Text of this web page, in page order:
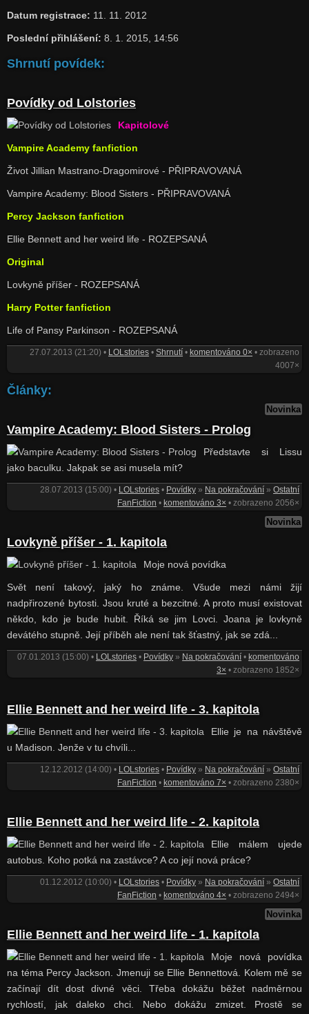
Datum registrace: 11. 11. 2012
Poslední přihlášení: 8. 1. 2015, 14:56
Shrnutí povídek:
Povídky od Lolstories
Kapitolové
Vampire Academy fanfiction
Život Jillian Mastrano-Dragomirové - PŘIPRAVOVANÁ
Vampire Academy: Blood Sisters - PŘIPRAVOVANÁ
Percy Jackson fanfiction
Ellie Bennett and her weird life - ROZEPSANÁ
Original
Lovkyně příšer - ROZEPSANÁ
Harry Potter fanfiction
Life of Pansy Parkinson - ROZEPSANÁ
27.07.2013 (21:20) • LOLstories •Shrnutí • komentováno 0× • zobrazeno
4007×
Články:
Novinka
Vampire Academy: Blood Sisters - Prolog
Představte si Lissu
jako baculku. Jakpak se asi musela mít?
28.07.2013 (15:00) • LOLstories • Povídky » Na pokračování »Ostatní
FanFiction • komentováno 3× • zobrazeno 2056×
Novinka
Lovkyně příšer - 1. kapitola
Moje nová povídka
Svět není takový, jaký ho známe. Všude mezi námi žijí
nadpřirozené bytosti. Jsou kruté a bezcitné. A proto musí existovat
někdo, kdo je bude hubit. Říká se jim Lovci. Joana je lovkyně
devátého stupně. Její příběh ale není tak šťastný, jak se zdá...
07.01.2013 (15:00) • LOLstories • Povídky » Na pokračování • komentováno
3× • zobrazeno 1852×
Ellie Bennett and her weird life - 3. kapitola
Ellie je na návštěvě
u Madison. Jenže v tu chvíli...
12.12.2012 (14:00) • LOLstories • Povídky » Na pokračování »Ostatní
FanFiction • komentováno 7× • zobrazeno 2380×
Ellie Bennett and her weird life - 2. kapitola
Ellie málem ujede
autobus. Koho potká na zastávce? A co její nová práce?
01.12.2012 (10:00) • LOLstories • Povídky » Na pokračování »Ostatní
FanFiction • komentováno 4× • zobrazeno 2494×
Novinka
Ellie Bennett and her weird life - 1. kapitola
Moje nová povídka
na téma Percy Jackson. Jmenuji se Ellie Bennettová. Kolem mě se
začínají dít dost divné věci. Třeba dokážu běžet nadměrnou
rychlostí, jak daleko chci. Nebo dokážu zmizet. Prostě se